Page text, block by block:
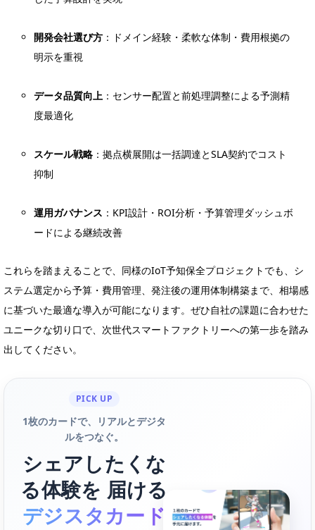
開発会社選び方 ：ドメイン経験・柔軟な体制・費用根拠の
明示を重視
データ品質向上 ：センサー配置と前処理調整による予測精
度最適化
スケール戦略 ：拠点横展開は一括調達とSLA契約でコスト
抑制
運用ガバナンス ：KPI設計・ROI分析・予算管理ダッシュボ
ードによる継続改善
これらを踏まえることで、同様のIoT予知保全プロジェクトでも、シ
ステム選定から予算・費用管理、発注後の運用体制構築まで、相場感
に基づいた最適な導入が可能になります。ぜひ自社の課題に合わせた
ユニークな切り口で、次世代スマートファクトリーへの第一歩を踏み
出してください。
PICK UP
1枚のカードで、リアルとデジタ
ルをつなぐ。
シェアしたくな
る体験を 届ける
デジスタカード